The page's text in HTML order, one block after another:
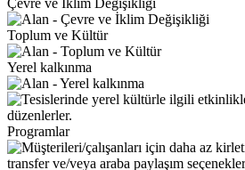
Çevre ve İklim Değişikliği
Toplum ve Kültür
Yerel kalkınma
Programlar